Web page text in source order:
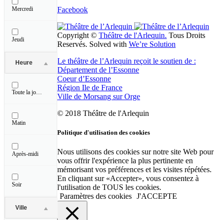
Mercredi
Jeudi
Heure
Toute la journée
Matin
Après-midi
Soir
Ville
Facebook
Copyright © Théâtre de l'Arlequin. Tous Droits
Reservés. Solved with We’re Solution
Le théâtre de l’Arlequin reçoit le soutien de :
Département de l’Essonne
Coeur d’Essonne
Région Ile de France
Ville de Morsang sur Orge
© 2018 Théâtre de l'Arlequin
Politique d'utilisation des cookies
Nous utilisons des cookies sur notre site Web pour
vous offrir l'expérience la plus pertinente en
mémorisant vos préférences et les visites répétées.
En cliquant sur «Accepter», vous consentez à
l'utilisation de TOUS les cookies.
Paramètres des cookies J'ACCEPTE